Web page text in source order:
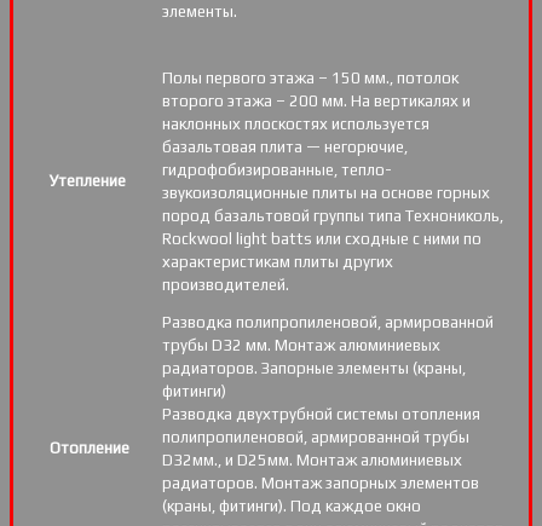
элементы.
Утепление
Полы первого этажа – 150 мм., потолок
второго этажа – 200 мм. На вертикалях и
наклонных плоскостях используется
базальтовая плита — негорючие,
гидрофобизированные, тепло-
звукоизоляционные плиты на основе горных
пород базальтовой группы типа Технониколь,
Rockwool light batts или сходные с ними по
характеристикам плиты других
производителей.
Отопление
Разводка полипропиленовой, армированной
трубы D32 мм. Монтаж алюминиевых
радиаторов. Запорные элементы (краны,
фитинги)
Разводка двухтрубной системы отопления
полипропиленовой, армированной трубы
D32мм., и D25мм. Монтаж алюминиевых
радиаторов. Монтаж запорных элементов
(краны, фитинги). Под каждое окно